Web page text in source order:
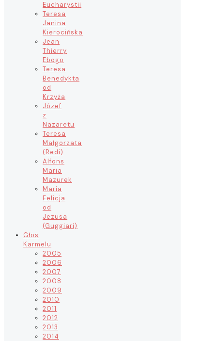
Eucharystii
Teresa
Janina
Kierocińska
Jean
Thierry
Ebogo
Teresa
Benedykta
od
Krzyża
Józef
z
Nazaretu
Teresa
Małgorzata
(Redi)
Alfons
Maria
Mazurek
Maria
Felicja
od
Jezusa
(Guggiari)
Głos
Karmelu
2005
2006
2007
2008
2009
2010
2011
2012
2013
2014